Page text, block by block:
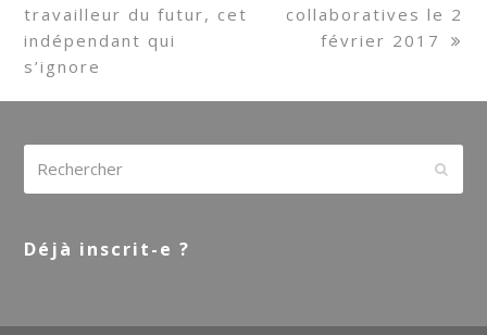
travailleur du futur, cet
indépendant qui
s’ignore
collaboratives le 2
février 2017
Déjà inscrit-e ?